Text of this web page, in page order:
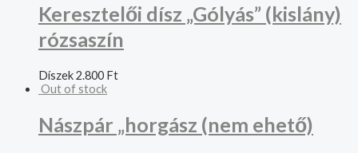
Keresztelői dísz „Gólyás” (kislány)
rózsaszín
Díszek2.800 Ft
Out of stock
Nászpár „horgász (nem ehető)